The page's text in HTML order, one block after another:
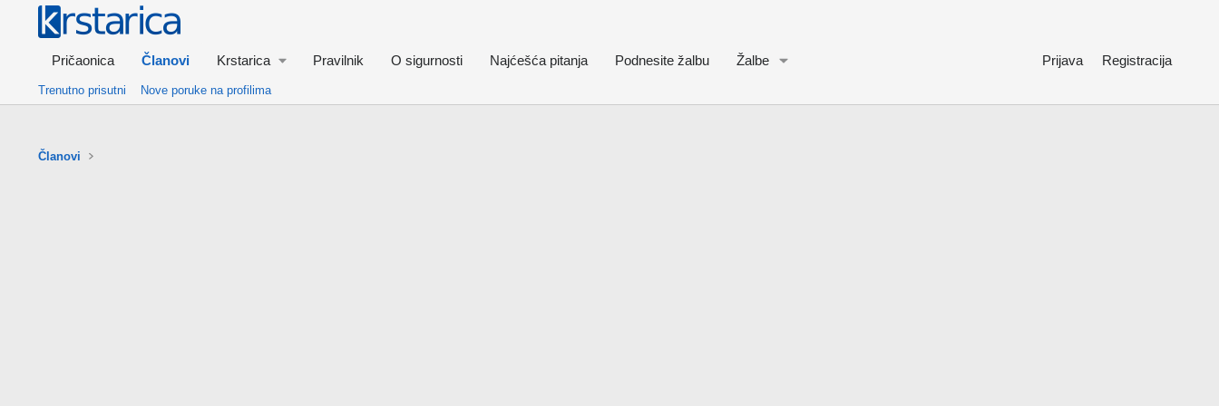
Pričaonica Članovi Krstarica Pravilnik O sigurnosti Najćešća pitanja Podnesite žalbu Žalbe Prijava Registracija
Trenutno prisutni Nove poruke na profilima
Članovi